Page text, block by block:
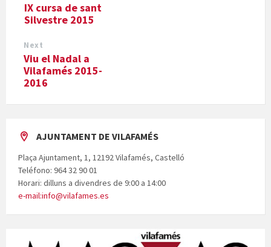
IX cursa de sant
Silvestre 2015
Next
Viu el Nadal a
Vilafamés 2015-
2016
AJUNTAMENT DE VILAFAMÉS
Plaça Ajuntament, 1, 12192 Vilafamés, Castelló
Teléfono: 964 32 90 01
Horari: dilluns a divendres de 9:00 a 14:00
e-mail:info@vilafames.es